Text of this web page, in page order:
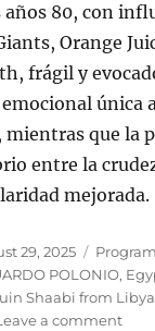
80, con
Orange
frágil y
única
mientras que la
entre la
mejorada.
29, 2025
POLONIO,
Shaabi from Libya
a commenton